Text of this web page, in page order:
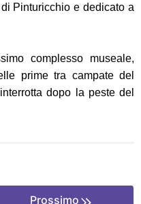
Pinturicchio e dedicato a
complesso museale,
prime tra campate del
dopo la peste del
Prossimo